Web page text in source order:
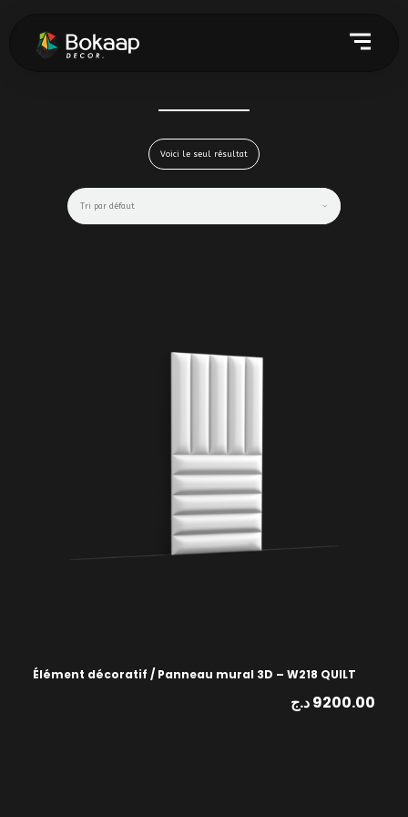
Voici le seul résultat
Élément décoratif / Panneau mural 3D – W218 QUILT
9200.00د.ج